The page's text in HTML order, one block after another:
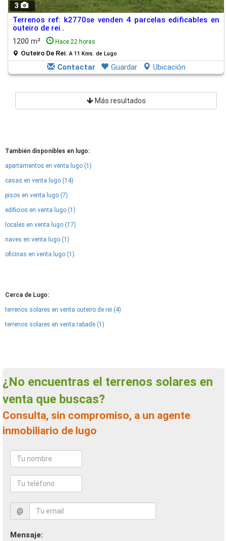
3
Terrenos ref: k2770se venden 4 parcelas edificables en
outeiro de rei..
1200 m²
Hace 22 horas
Outeiro De Rei. A 11 Kms. de Lugo
Contactar Guardar Ubicación
Más resultados
También disponibles en lugo:
apartamentos en venta lugo (1)
casas en venta lugo (14)
pisos en venta lugo (7)
edificios en venta lugo (1)
locales en venta lugo (17)
naves en venta lugo (1)
oficinas en venta lugo (1)
Cerca de Lugo:
terrenos solares en venta outeiro de rei (4)
terrenos solares en venta rabade (1)
¿No encuentras el terrenos solares en
venta que buscas?
Consulta, sin compromiso, a un agente
inmobiliario de lugo
@
Mensaje: